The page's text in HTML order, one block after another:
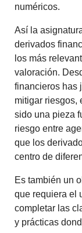
numéricos.
Así la
derivados
los más
valoración.
financieros has
mitigar riesgos,
sido una pieza
riesgo entre
que los
centro de
Es también un
que requiera el
completar las
y prácticas